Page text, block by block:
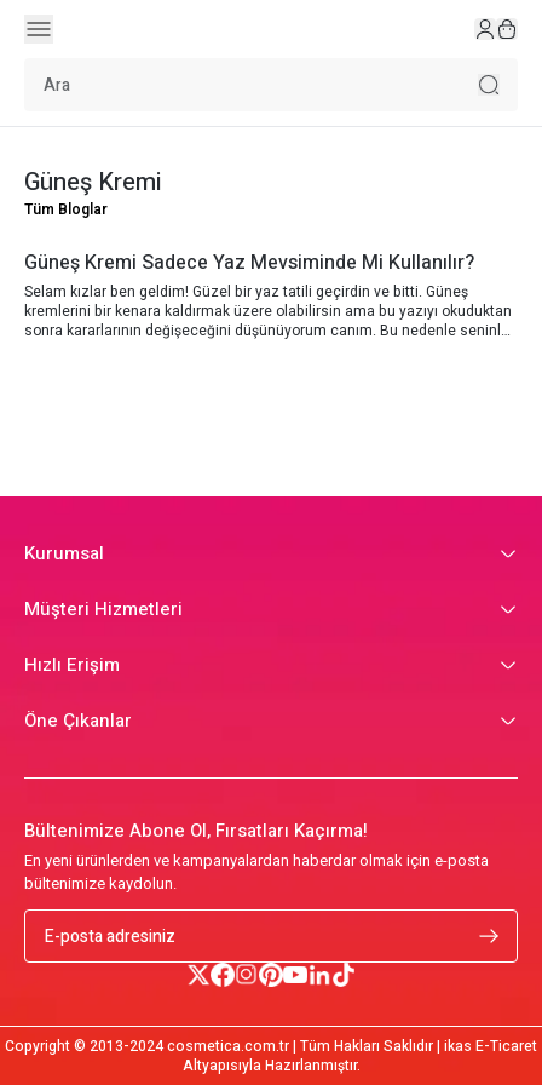
Güneş Kremi
Tüm Bloglar
Güneş Kremi Sadece Yaz Mevsiminde Mi Kullanılır?
Selam kızlar ben geldim! Güzel bir yaz tatili geçirdin ve bitti. Güneş
kremlerini bir kenara kaldırmak üzere olabilirsin ama bu yazıyı okuduktan
sonra kararlarının değişeceğini düşünüyorum canım. Bu nedenle seninle
Kurumsal
Müşteri Hizmetleri
Hızlı Erişim
Öne Çıkanlar
Bültenimize Abone Ol, Fırsatları Kaçırma!
En yeni ürünlerden ve kampanyalardan haberdar olmak için e-posta
bültenimize kaydolun.
Copyright © 2013-2024 cosmetica.com.tr | Tüm Hakları Saklıdır | ikas E-Ticaret
Altyapısıyla Hazırlanmıştır.